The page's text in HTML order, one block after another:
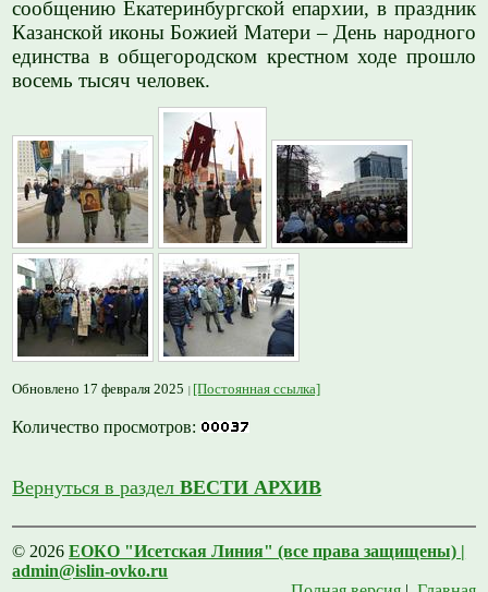
сообщению Екатеринбургской епархии, в праздник
Казанской иконы Божией Матери – День народного
единства в общегородском крестном ходе прошло
восемь тысяч человек.
Обновлено 17 февраля 2025 [Постоянная ссылка]
Количество просмотров:
Вернуться в разделВЕСТИ АРХИВ
© 2026ЕОКО "Исетская Линия" (все права защищены) |
admin@islin-ovko.ru